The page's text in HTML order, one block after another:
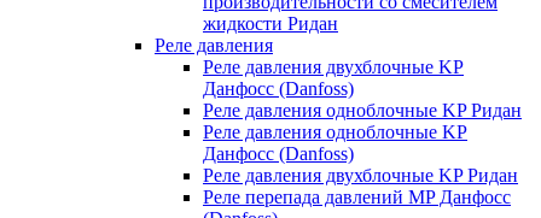
жидкости Ридан
Реле давления
Реле давления двухблочные KP
Данфосс (Danfoss)
Реле давления одноблочные KP Ридан
Реле давления одноблочные KP
Данфосс (Danfoss)
Реле давления двухблочные KP Ридан
Реле перепада давлений MP Данфосс